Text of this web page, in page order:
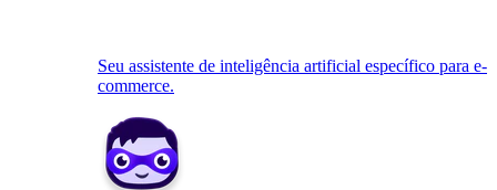
Seu assistente de inteligência artificial específico para e-
commerce.